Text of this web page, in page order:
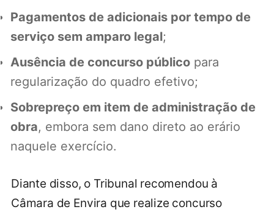
Pagamentos de adicionais por tempo de
serviço sem amparo legal;
Ausência de concurso público para
regularização do quadro efetivo;
Sobrepreço em item de administração de
obra, embora sem dano direto ao erário
naquele exercício.
Diante disso, o Tribunal recomendou à
Câmara de Envira que realize concurso